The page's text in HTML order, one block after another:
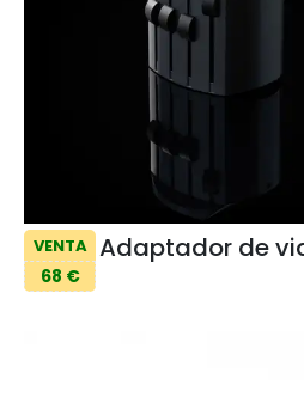
VENTA
68 €
Adaptador de